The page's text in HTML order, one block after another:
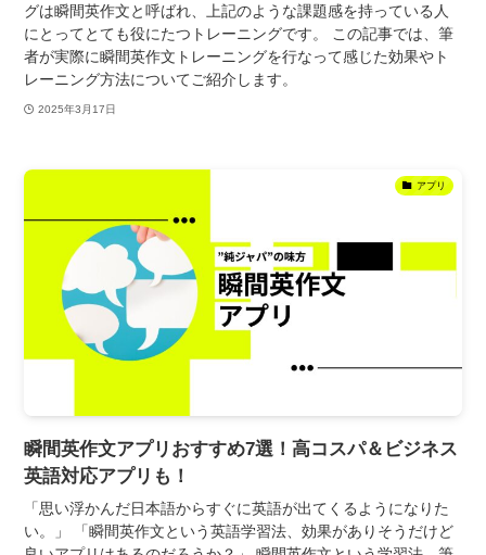
グは瞬間英作文と呼ばれ、上記のような課題感を持っている人
にとってとても役にたつトレーニングです。 この記事では、筆
者が実際に瞬間英作文トレーニングを行なって感じた効果やト
レーニング方法についてご紹介します。
2025年3月17日
アプリ
瞬間英作文アプリおすすめ7選！高コスパ＆ビジネス
英語対応アプリも！
「思い浮かんだ日本語からすぐに英語が出てくるようになりた
い。」 「瞬間英作文という英語学習法、効果がありそうだけど